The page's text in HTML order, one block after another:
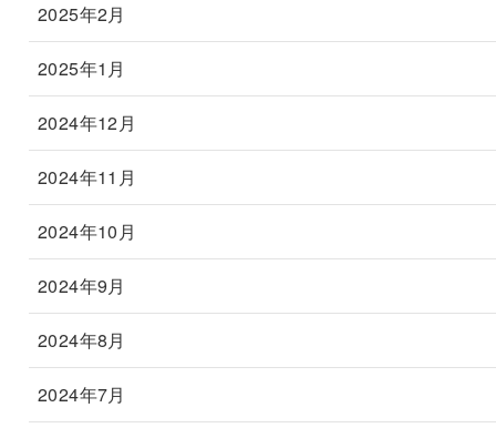
2025年2月
2025年1月
2024年12月
2024年11月
2024年10月
2024年9月
2024年8月
2024年7月